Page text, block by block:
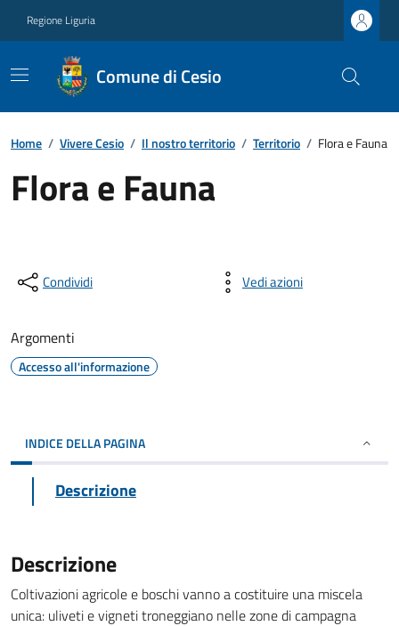
Regione Liguria
Comune di Cesio
Home / Vivere Cesio / Il nostro territorio / Territorio / Flora e Fauna
Flora e Fauna
Condividi Vedi azioni
Argomenti
Accesso all'informazione
INDICE DELLA PAGINA
Descrizione
Descrizione
Coltivazioni agricole e boschi vanno a costituire una miscela
unica: uliveti e vigneti troneggiano nelle zone di campagna